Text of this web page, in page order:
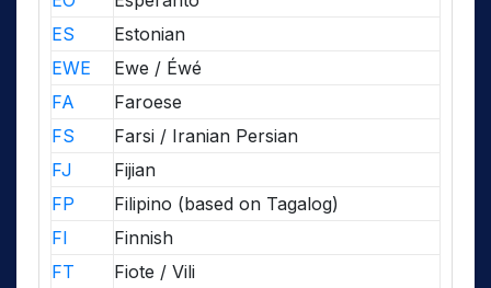
ES
Estonian
EWE
Ewe / Éwé
FA
Faroese
FS
Farsi / Iranian Persian
FJ
Fijian
FP
Filipino (based on Tagalog)
FI
Finnish
FT
Fiote / Vili